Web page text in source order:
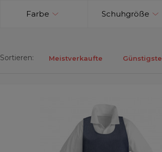
Farbe Schuhgröße
Sortieren: Meistverkaufte Günstigste